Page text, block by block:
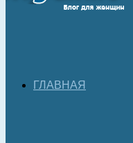
ГЛАВНАЯ